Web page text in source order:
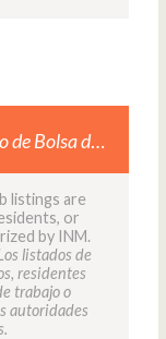
Bolsa de Trabajo
listings are
or
by INM.
listados de
residentes
trabajo o
autoridades